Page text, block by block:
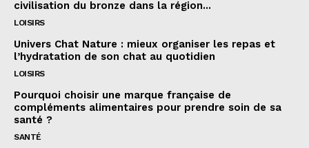
civilisation du bronze dans la région...
LOISIRS
Univers Chat Nature : mieux organiser les repas et
l’hydratation de son chat au quotidien
LOISIRS
Pourquoi choisir une marque française de
compléments alimentaires pour prendre soin de sa
santé ?
SANTÉ